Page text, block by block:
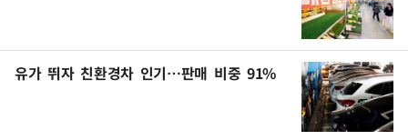
유가 뛰자 친환경차 인기…판매 비중 91%